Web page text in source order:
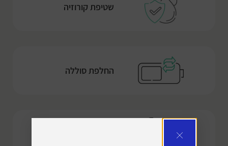
שטיפת קורוזיה
החלפת סוללה